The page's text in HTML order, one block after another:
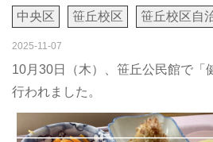
中央区 笹丘校区 笹丘校区自
2025-11-07
10月30日（木）、笹丘公民館で「
行われました。